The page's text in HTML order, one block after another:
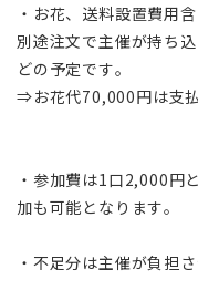
・お花、送料設置費用
別途注文で主催が持ち
どの予定です。
⇒お花代70,000円は支
・参加費は1口2,000円
加も可能となります。
・不足分は主催が負担